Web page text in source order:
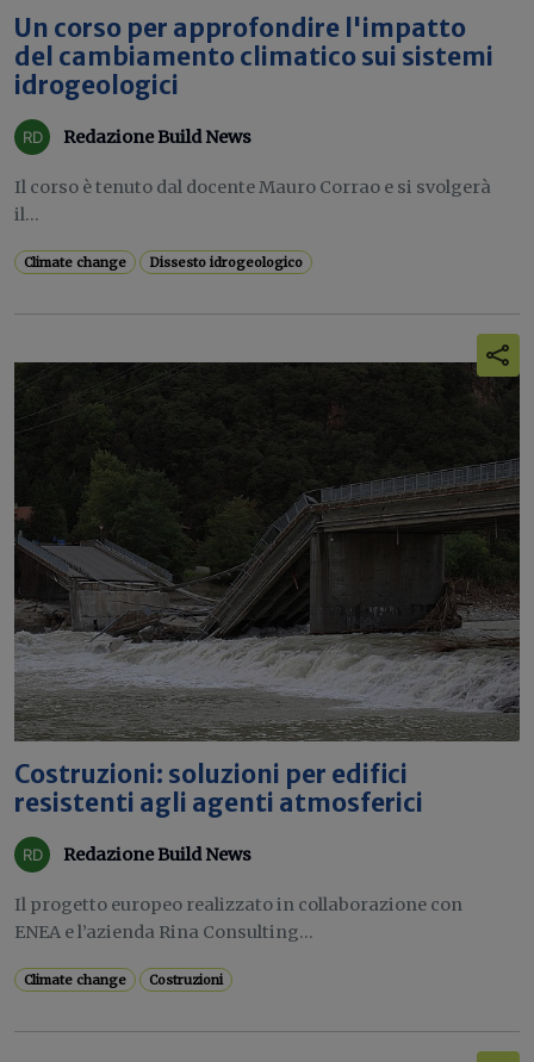
Un corso per approfondire l'impatto
del cambiamento climatico sui sistemi
idrogeologici
Redazione Build News
Il corso è tenuto dal docente Mauro Corrao e si svolgerà
il...
Climate change Dissesto idrogeologico
Costruzioni: soluzioni per edifici
resistenti agli agenti atmosferici
Redazione Build News
Il progetto europeo realizzato in collaborazione con
ENEA e l’azienda Rina Consulting...
Climate change Costruzioni